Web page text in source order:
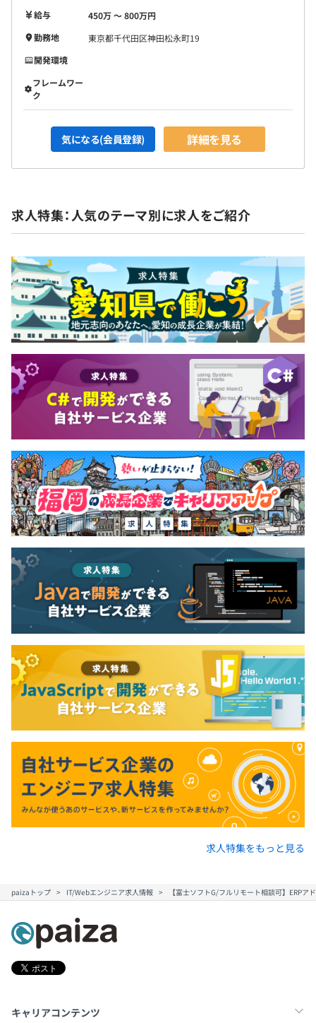
給与
450万 〜 800万円
勤務地
東京都千代田区神田松永町19
開発環境
フレームワー
ク
気になる(会員登録) 詳細を見る
求人特集：人気のテーマ別に求人をご紹介
求人特集をもっと見る
paizaトップ IT/Webエンジニア求人情報 【富士ソフトG/フルリモート相談可】ERP
キャリアコンテンツ